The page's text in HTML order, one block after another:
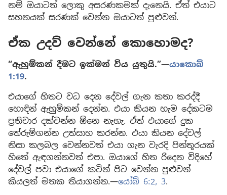
නම් ඔයාටත් ලොකු අසරණකමක් දැනෙයි. ඒත් එයාට
සහනයක් සරණක් වෙන්න ඔයාටත් පුළුවන්.
ඒක උදව් වෙන්නේ කොහොමද?
“ඇහුම්කන් දීමට ඉක්මන් විය යුතුයි.”​—යාකොබ්
1:19.
එයාගේ හිතට වධ දෙන දේවල් ගැන කතා කරද්දී
හොඳින් ඇහුම්කන් දෙන්න. එයා කියන හැම දේකටම
ප්‍රතිචාර දක්වන්න ඕනෙ නැහැ. ඒත් එයාගේ දුක
තේරුම්ගන්න උත්සාහ කරන්න. එයා කියන දේවල්
නිසා කලබල වෙන්නවත් එයා ගැන වැරදි පින්තූරයක්
හිතේ ඇඳගන්නවත් එපා. ඔයාගේ හිත රිදෙන විදිහේ
දේවල් පවා එයාගේ කටින් පිට වෙන්න පුළුවන්
කියලත් මතක තියාගන්න.—යෝබ් 6:2, 3.